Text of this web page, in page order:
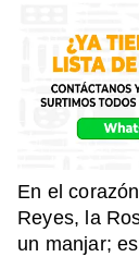
En el
Reyes, la
un manjar;